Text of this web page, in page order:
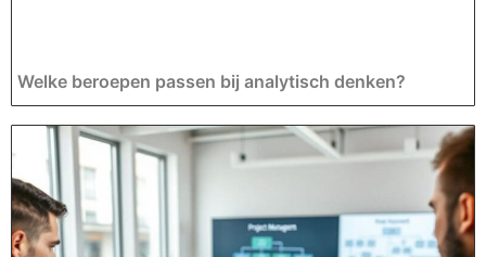
Welke beroepen passen bij analytisch denken?